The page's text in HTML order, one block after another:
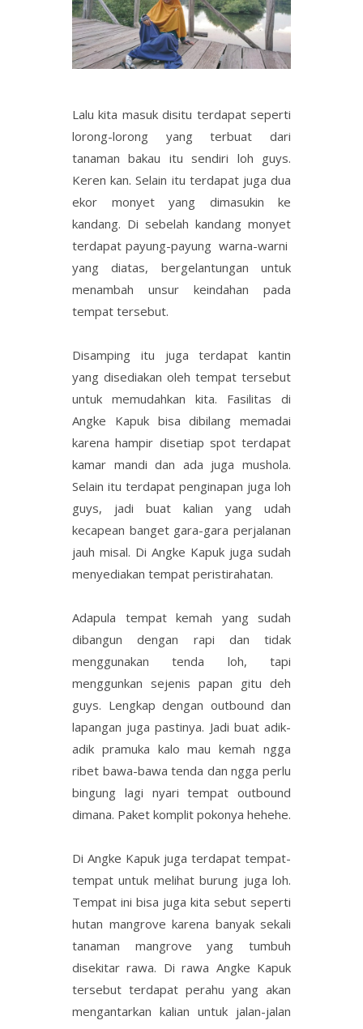
Lalu kita masuk disitu terdapat seperti
lorong-lorong yang terbuat dari
tanaman bakau itu sendiri loh guys.
Keren kan. Selain itu terdapat juga dua
ekor monyet yang dimasukin ke
kandang. Di sebelah kandang monyet
terdapat payung-payung warna-warni
yang diatas, bergelantungan untuk
menambah unsur keindahan pada
tempat tersebut.
Disamping itu juga terdapat kantin
yang disediakan oleh tempat tersebut
untuk memudahkan kita. Fasilitas di
Angke Kapuk bisa dibilang memadai
karena hampir disetiap spot terdapat
kamar mandi dan ada juga mushola.
Selain itu terdapat penginapan juga loh
guys, jadi buat kalian yang udah
kecapean banget gara-gara perjalanan
jauh misal. Di Angke Kapuk juga sudah
menyediakan tempat peristirahatan.
Adapula tempat kemah yang sudah
dibangun dengan rapi dan tidak
menggunakan tenda loh, tapi
menggunkan sejenis papan gitu deh
guys. Lengkap dengan outbound dan
lapangan juga pastinya. Jadi buat adik-
adik pramuka kalo mau kemah ngga
ribet bawa-bawa tenda dan ngga perlu
bingung lagi nyari tempat outbound
dimana. Paket komplit pokonya hehehe.
Di Angke Kapuk juga terdapat tempat-
tempat untuk melihat burung juga loh.
Tempat ini bisa juga kita sebut seperti
hutan mangrove karena banyak sekali
tanaman mangrove yang tumbuh
disekitar rawa. Di rawa Angke Kapuk
tersebut terdapat perahu yang akan
mengantarkan kalian untuk jalan-jalan